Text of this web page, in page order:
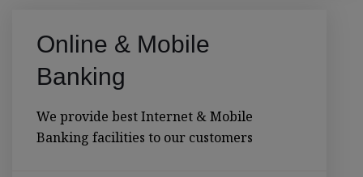
Online & Mobile
Banking
We provide best Internet & Mobile
Banking facilities to our customers